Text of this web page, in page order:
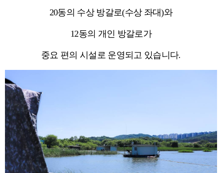
20동의 수상 방갈로(수상 좌대)와
12동의 개인 방갈로가
중요 편의 시설로 운영되고 있습니다.